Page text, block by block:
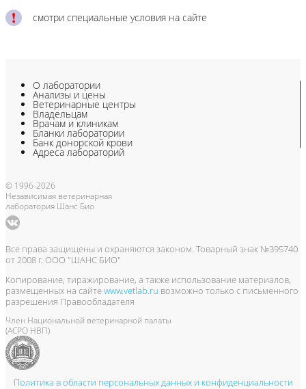
смотри специальные условия на сайте
О лаборатории
Анализы и цены
Ветеринарные центры
Владельцам
Врачам и клиникам
Бланки лаборатории
Банк донорской крови
Адреса лабораторий
© 1996-2026
Независимая ветеринарная
лаборатория Шанс Био
Все права защищены и охраняются законом. Товарный знак №395740
от 2008 г. ООО "ШАНС БИО"
Копирование, тиражирование, а также использование материалов,
размещенных на сайтеwww.vetlab.ru возможно только с письменного
разрешения Правообладателя
Член Национальной ветеринарной палаты
(АСРО НВП)
Политика в области персональных данных и конфиденциальности